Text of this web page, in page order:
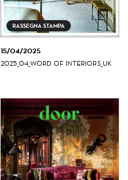
RASSEGNA STAMPA
15/04/2025
2025_04_WORD OF INTERIORS_UK